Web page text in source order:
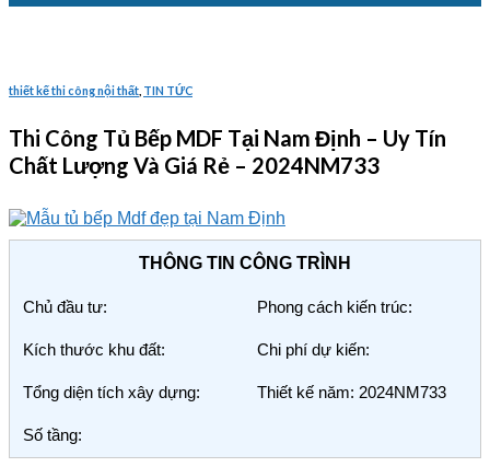
thiết kế thi công nội thất TIN TỨC
Thi Công Tủ Bếp MDF Tại Nam Định – Uy Tín
Chất Lượng Và Giá Rẻ – 2024NM733
THÔNG TIN CÔNG TRÌNH
Chủ đầu tư: Phong cách kiến trúc:
Kích thước khu đất: Chi phí dự kiến:
Tổng diện tích xây dựng: Thiết kế năm: 2024NM733
Số tầng: